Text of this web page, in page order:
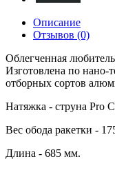
Описание
Отзывов (0)
Облегченная
Изготовлена по нано-
отборных сортов
Натяжка - струна Pro
Вес обода ракетки -
Длина - 685 мм.